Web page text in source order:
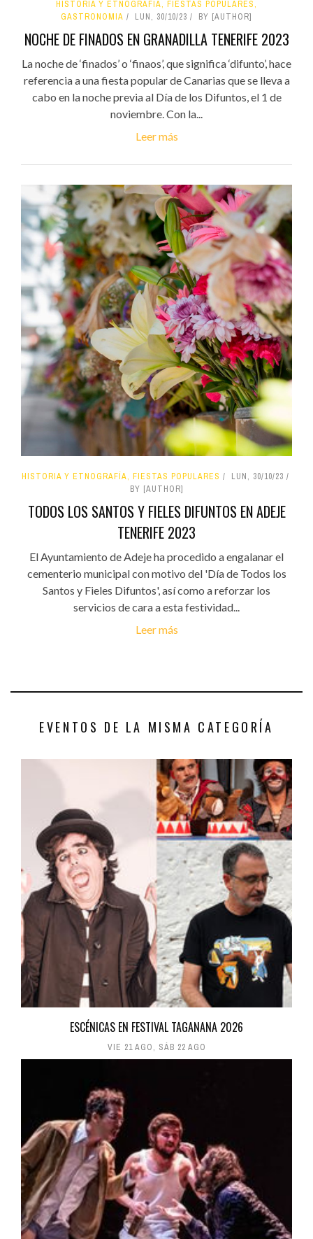
HISTORIA Y ETNOGRAFÍA, FIESTAS POPULARES,
GASTRONOMIA
LUN, 30/10/23 BY [AUTHOR]
NOCHE DE FINADOS EN GRANADILLA TENERIFE 2023
La noche de ‘finados’ o ‘finaos’, que significa ‘difunto’, hace
referencia a una fiesta popular de Canarias que se lleva a
cabo en la noche previa al Día de los Difuntos, el 1 de
noviembre. Con la...
Leer más
HISTORIA Y ETNOGRAFÍA, FIESTAS POPULARES
LUN, 30/10/23
BY [AUTHOR]
TODOS LOS SANTOS Y FIELES DIFUNTOS EN ADEJE
TENERIFE 2023
El Ayuntamiento de Adeje ha procedido a engalanar el
cementerio municipal con motivo del 'Día de Todos los
Santos y Fieles Difuntos', así como a reforzar los
servicios de cara a esta festividad...
Leer más
EVENTOS DE LA MISMA CATEGORÍA
ESCÉNICAS EN FESTIVAL TAGANANA 2026
VIE 21 AGO, SÁB 22 AGO